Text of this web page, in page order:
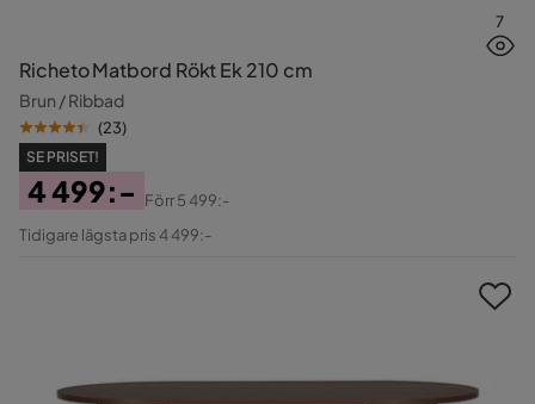
7
Richeto Matbord Rökt Ek 210 cm
Brun / Ribbad
(23)
SE PRISET!
Pris
4 499:-
Original
Förr5 499:-
Tidigare lägsta pris 4 499:-